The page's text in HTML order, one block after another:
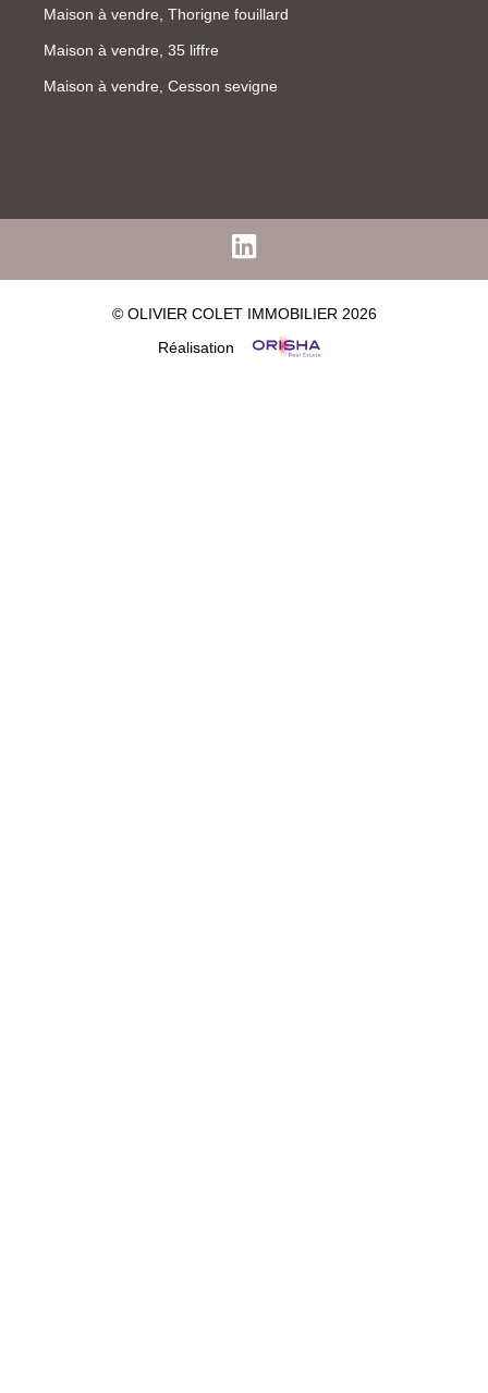
Maison à vendre, Thorigne fouillard
Maison à vendre, 35 liffre
Maison à vendre, Cesson sevigne
© OLIVIER COLET IMMOBILIER 2026
Réalisation